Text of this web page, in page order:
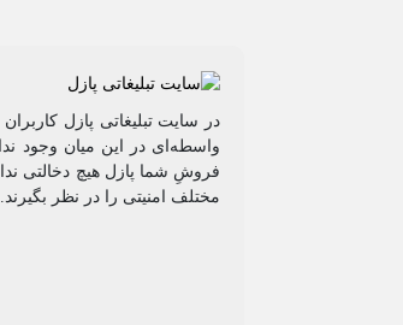
در سایت تبلیغاتی پازل
واسطه‌ای در این میان وجود
فروشِ شما پازل هیچ دخالتی
مختلف امنیتی را در نظر بگیرند.